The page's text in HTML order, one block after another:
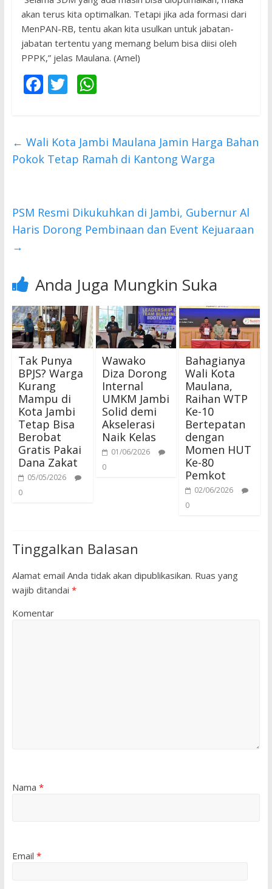
akan terus kita optimalkan. Tetapi jika ada formasi dari
MenPAN-RB, tentu akan kita usulkan untuk jabatan-
jabatan tertentu yang memang belum bisa diisi oleh
PPPK,” jelas Maulana. (Amel)
F
b
o
T
er
W
s
A
← ​Wali Kota Jambi Maulana Jamin Harga Bahan
Pokok Tetap Ramah di Kantong Warga
PSM Resmi Dikukuhkan di Jambi, Gubernur Al
Haris Dorong Pembinaan dan Event Kejuaraan
→
Anda Juga Mungkin Suka
Tak Punya
BPJS? Warga
Kurang
Mampu di
Kota Jambi
Tetap Bisa
Berobat
Gratis Pakai
Dana Zakat
05/05/2026
0
Wawako
Diza Dorong
Internal
UMKM Jambi
Solid demi
Akselerasi
Naik Kelas
01/06/2026
0
Bahagianya
Wali Kota
Maulana,
Raihan WTP
Ke-10
Bertepatan
dengan
Momen HUT
Ke-80
Pemkot
02/06/2026
0
Tinggalkan Balasan
Alamat email Anda tidak akan dipublikasikan. Ruas yang
wajib ditandai *
Komentar
Nama *
Email *